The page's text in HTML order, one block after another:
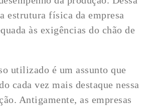
estrutura física da empresa
às exigências do chão de
utilizado é um assunto que
cada vez mais destaque nessa
Antigamente, as empresas